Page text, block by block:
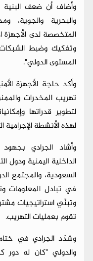
وأضاف أن ضعف البنية
والبحرية والجوية،
المتخصصة لدى الأجهزة
وتفكيك وضبط
المستوى الدولي".
وأكد حاجة الأجهزة
تهريب المخدرات
لتطوير قدراتها
لهذه الأنشطة
وأشاد الجرادي بجهود
الداخلية اليمنية ودول
السعودية، والمجتمع
في تبادل المعلومات
وتبنّي استراتيجيات
تقوم بعمليات التهريب.
وشدّد الجرادي في
والدولي "كان له دور